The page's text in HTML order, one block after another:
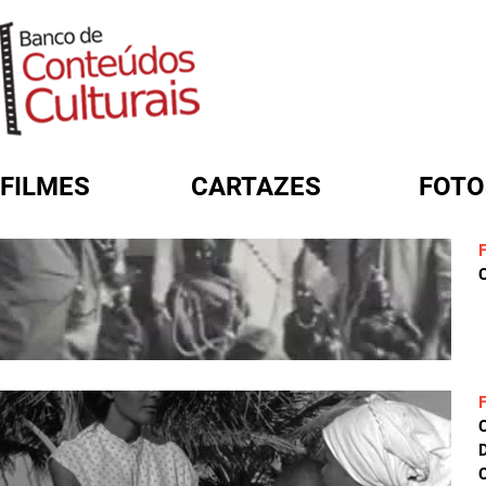
FILMES CARTAZES
FORMULÁRIO DE BUSCA